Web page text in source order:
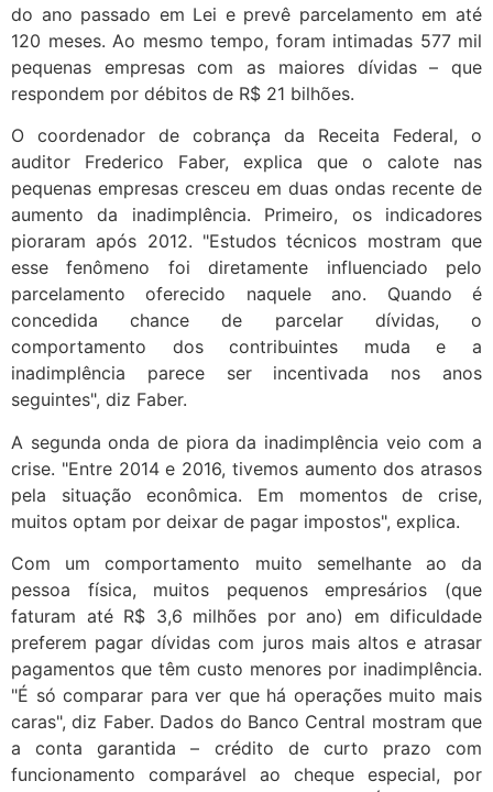
do ano passado em Lei e prevê parcelamento em até
120 meses. Ao mesmo tempo, foram intimadas 577 mil
pequenas empresas com as maiores dívidas – que
respondem por débitos de R$ 21 bilhões.
O coordenador de cobrança da Receita Federal, o
auditor Frederico Faber, explica que o calote nas
pequenas empresas cresceu em duas ondas recente de
aumento da inadimplência. Primeiro, os indicadores
pioraram após 2012. "Estudos técnicos mostram que
esse fenômeno foi diretamente influenciado pelo
parcelamento oferecido naquele ano. Quando é
concedida chance de parcelar dívidas, o
comportamento dos contribuintes muda e a
inadimplência parece ser incentivada nos anos
seguintes", diz Faber.
A segunda onda de piora da inadimplência veio com a
crise. "Entre 2014 e 2016, tivemos aumento dos atrasos
pela situação econômica. Em momentos de crise,
muitos optam por deixar de pagar impostos", explica.
Com um comportamento muito semelhante ao da
pessoa física, muitos pequenos empresários (que
faturam até R$ 3,6 milhões por ano) em dificuldade
preferem pagar dívidas com juros mais altos e atrasar
pagamentos que têm custo menores por inadimplência.
"É só comparar para ver que há operações muito mais
caras", diz Faber. Dados do Banco Central mostram que
a conta garantida – crédito de curto prazo com
funcionamento comparável ao cheque especial, por